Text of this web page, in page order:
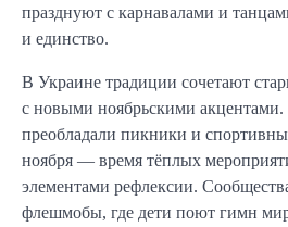
празднуют с карнавалами и
и единство.
В Украине традиции сочетают
с новыми ноябрьскими
преобладали пикники и
ноября — время тёплых
элементами рефлексии.
флешмобы, где дети поют гимн